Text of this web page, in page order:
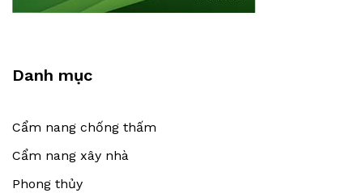
Danh mục
Cẩm nang chống thấm
Cẩm nang xây nhà
Phong thủy